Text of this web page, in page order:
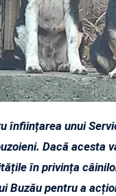
înființarea unui
Dacă acesta
în privința
Buzău pentru a